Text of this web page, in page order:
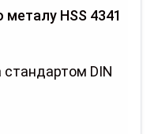
HSS 4341
стандартом DIN